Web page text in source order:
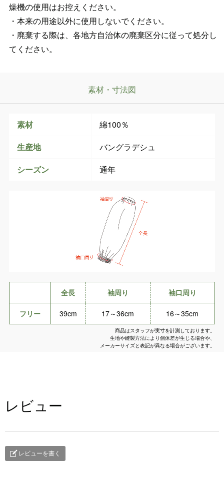
燥機の使用はお控えください。
・本来の用途以外に使用しないでください。
・廃棄する際は、各地方自治体の廃棄区分に従って処分し
てください。
素材・寸法図
素材
綿100％
生産地
バングラデシュ
シーズン
通年
全長 袖周り 袖口周り
フリー 39cm 17～36cm 16～35cm
商品はスタッフが実寸を計測しております。
生地や縫製方法により個体差が生じる場合や、
メーカーサイズと表記が異なる場合がございます。
レビュー
レビューを書く